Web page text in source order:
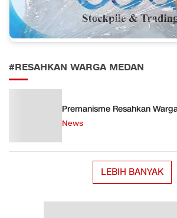
#RESAHKAN WARGA MEDAN
Premanisme Resahkan
News
LEBIH BANYAK